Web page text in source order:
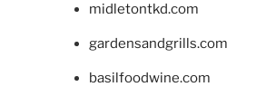
midletontkd.com
gardensandgrills.com
basilfoodwine.com